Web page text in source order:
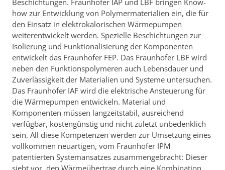
how zur Entwicklung von Polymermaterialien ein, die für
den Einsatz in elektrokalorischen Wärmepumpen
weiterentwickelt werden. Spezielle Beschichtungen zur
Isolierung und Funktionalisierung der Komponenten
entwickelt das Fraunhofer FEP. Das Fraunhofer LBF wird
neben den Funktionspolymeren auch Lebensdauer und
Zuverlässigkeit der Materialien und Systeme untersuchen.
Das Fraunhofer IAF wird die elektrische Ansteuerung für
die Wärmepumpen entwickeln. Material und
Komponenten müssen langzeitstabil, ausreichend
verfügbar, kostengünstig und nicht zuletzt unbedenklich
sein. All diese Kompetenzen werden zur Umsetzung eines
vollkommen neuartigen, vom Fraunhofer IPM
patentierten Systemansatzes zusammengebracht: Dieser
sieht vor, den Wärmeübertrag durch eine Kombination